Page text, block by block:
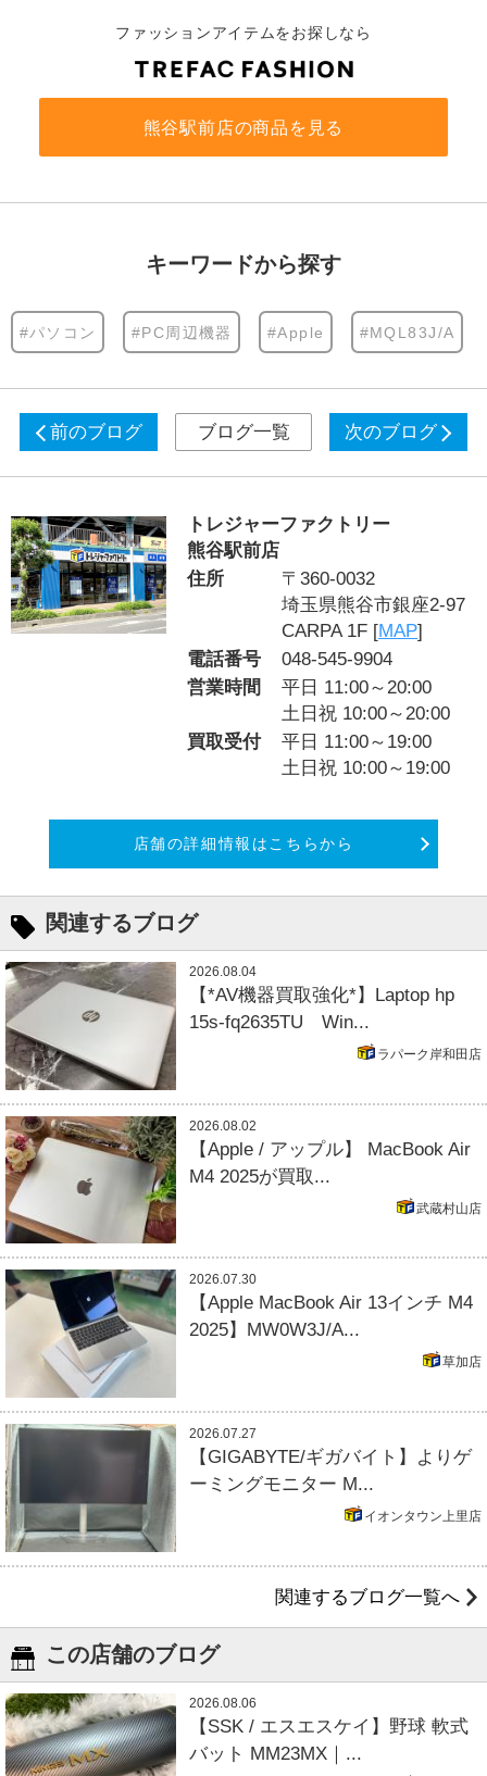
ファッションアイテムをお探しなら
熊谷駅前店の商品を見る
キーワードから探す
#パソコン #PC周辺機器 #Apple #MQL83J/A
前のブログ ブログ一覧 次のブログ
トレジャーファクトリー
熊谷駅前店
住所
〒360-0032
埼玉県熊谷市銀座2-97
CARPA 1F [MAP]
電話番号
048-545-9904
営業時間
平日 11:00～20:00
土日祝 10:00～20:00
買取受付
平日 11:00～19:00
土日祝 10:00～19:00
店舗の詳細情報はこちらから
関連するブログ
2026.08.04
【*AV機器買取強化*】Laptop hp
15s-fq2635TU Win...
ラパーク岸和田店
2026.08.02
【Apple / アップル】 MacBook Air
M4 2025が買取...
武蔵村山店
2026.07.30
【Apple MacBook Air 13インチ M4
2025】MW0W3J/A...
草加店
2026.07.27
【GIGABYTE/ギガバイト】よりゲ
ーミングモニター M...
イオンタウン上里店
関連するブログ一覧へ
この店舗のブログ
2026.08.06
【SSK / エスエスケイ】野球 軟式
バット MM23MX｜...